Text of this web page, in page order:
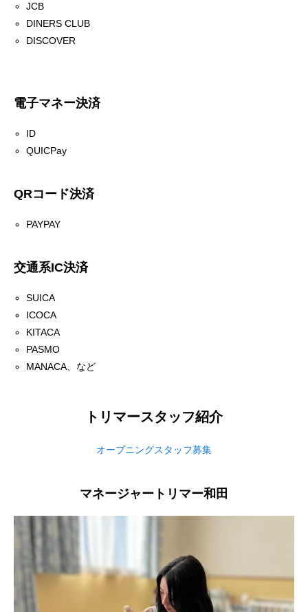
JCB
DINERS CLUB
DISCOVER
電子マネー決済
ID
QUICPay
QRコード決済
PAYPAY
交通系IC決済
SUICA
ICOCA
KITACA
PASMO
MANACA、など
トリマースタッフ紹介
オープニングスタッフ募集
マネージャートリマー和田